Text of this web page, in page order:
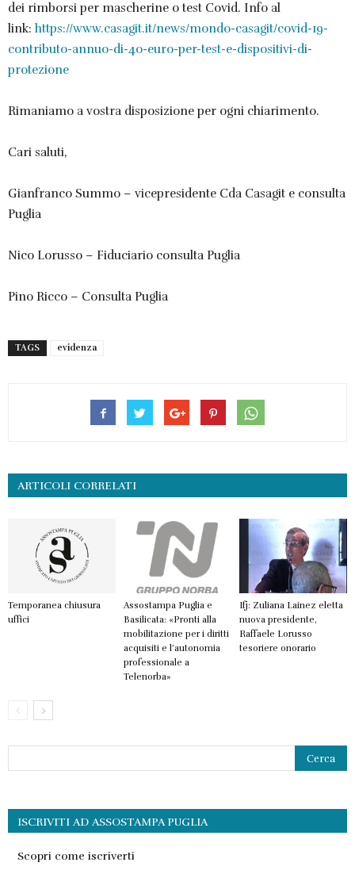
dei rimborsi per mascherine o test Covid. Info al
link:https://www.casagit.it/news/mondo-casagit/covid-19-
contributo-annuo-di-40-euro-per-test-e-dispositivi-di-
protezione
Rimaniamo a vostra disposizione per ogni chiarimento.
Cari saluti,
Gianfranco Summo – vicepresidente Cda Casagit e consulta
Puglia
Nico Lorusso – Fiduciario consulta Puglia
Pino Ricco – Consulta Puglia
TAGS evidenza
ARTICOLI CORRELATI
Temporanea chiusura
uffici
Assostampa Puglia e
Basilicata: «Pronti alla
mobilitazione per i diritti
acquisiti e l’autonomia
professionale a
Telenorba»
Ifj: Zuliana Lainez eletta
nuova presidente,
Raffaele Lorusso
tesoriere onorario
ISCRIVITI AD ASSOSTAMPA PUGLIA
Scopri come iscriverti